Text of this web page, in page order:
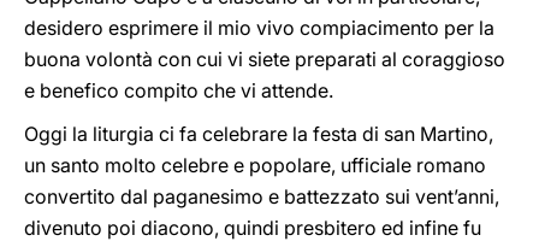
desidero esprimere il mio vivo compiacimento per la
buona volontà con cui vi siete preparati al coraggioso
e benefico compito che vi attende.
Oggi la liturgia ci fa celebrare la festa di san Martino,
un santo molto celebre e popolare, ufficiale romano
convertito dal paganesimo e battezzato sui vent’anni,
divenuto poi diacono, quindi presbitero ed infine fu